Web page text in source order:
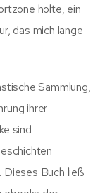
holte, ein
das mich lange
Sammlung,
ihrer
sind
Dieses Buch ließ